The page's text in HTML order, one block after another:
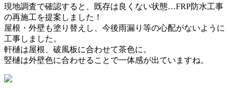
現地調査で確認すると、既存は良くない状態…FRP防水工事
の再施工を提案しました！
屋根・外壁も塗り替えし、今後雨漏り等の心配がないように
工事しました。
軒樋は屋根、破風板に合わせて茶色に。
竪樋は外壁色に合わせることで一体感が出ていますね。